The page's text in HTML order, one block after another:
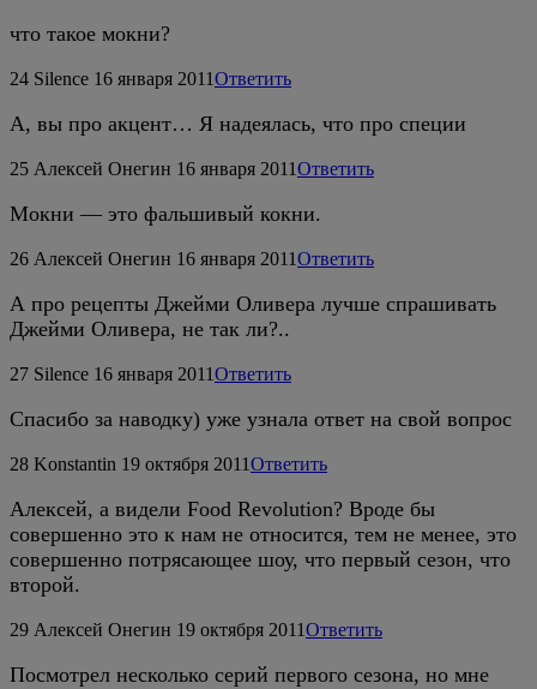
что такое мокни?
24 Silence 16 января 2011Ответить
А, вы про акцент… Я надеялась, что про специи
25 Алексей Онегин 16 января 2011Ответить
Мокни — это фальшивый кокни.
26 Алексей Онегин 16 января 2011Ответить
А про рецепты Джейми Оливера лучше спрашивать
Джейми Оливера, не так ли?..
27 Silence 16 января 2011Ответить
Спасибо за наводку) уже узнала ответ на свой вопрос
28 Konstantin 19 октября 2011Ответить
Алексей, а видели Food Revolution? Вроде бы
совершенно это к нам не относится, тем не менее, это
совершенно потрясающее шоу, что первый сезон, что
второй.
29 Алексей Онегин 19 октября 2011Ответить
Посмотрел несколько серий первого сезона, но мне